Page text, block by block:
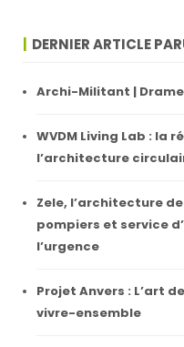
DERNIER ARTICLE
Archi-Militant | Drame
WVDM Living Lab : la
l’architecture
Zele, l’architecture
pompiers et service
l’urgence
Projet Anvers : L’art
vivre-ensemble